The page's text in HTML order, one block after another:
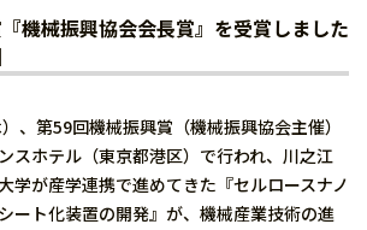
機械振興協会会長賞』を受賞しました
、第59回機械振興賞（機械振興協会主催）
スホテル（東京都港区）で行われ、川之江
学が産学連携で進めてきた『セルロースナノ
ート化装置の開発』が、機械産業技術の進